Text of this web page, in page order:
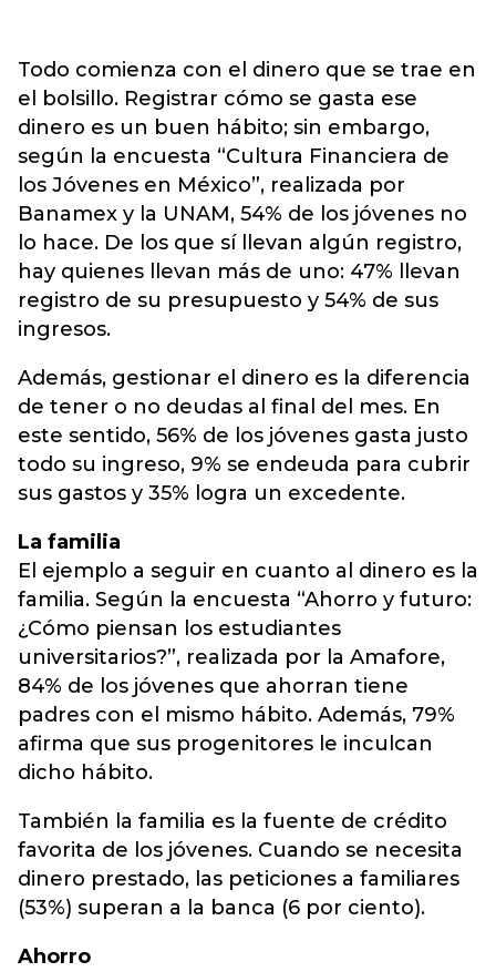
Todo comienza con el dinero que se trae en
el bolsillo. Registrar cómo se gasta ese
dinero es un buen hábito; sin embargo,
según la encuesta “Cultura Financiera de
los Jóvenes en México”, realizada por
Banamex y la UNAM, 54% de los jóvenes no
lo hace. De los que sí llevan algún registro,
hay quienes llevan más de uno: 47% llevan
registro de su presupuesto y 54% de sus
ingresos.
Además, gestionar el dinero es la diferencia
de tener o no deudas al final del mes. En
este sentido, 56% de los jóvenes gasta justo
todo su ingreso, 9% se endeuda para cubrir
sus gastos y 35% logra un excedente.
La familia
El ejemplo a seguir en cuanto al dinero es la
familia. Según la encuesta “Ahorro y futuro:
¿Cómo piensan los estudiantes
universitarios?”, realizada por la Amafore,
84% de los jóvenes que ahorran tiene
padres con el mismo hábito. Además, 79%
afirma que sus progenitores le inculcan
dicho hábito.
También la familia es la fuente de crédito
favorita de los jóvenes. Cuando se necesita
dinero prestado, las peticiones a familiares
(53%) superan a la banca (6 por ciento).
Ahorro